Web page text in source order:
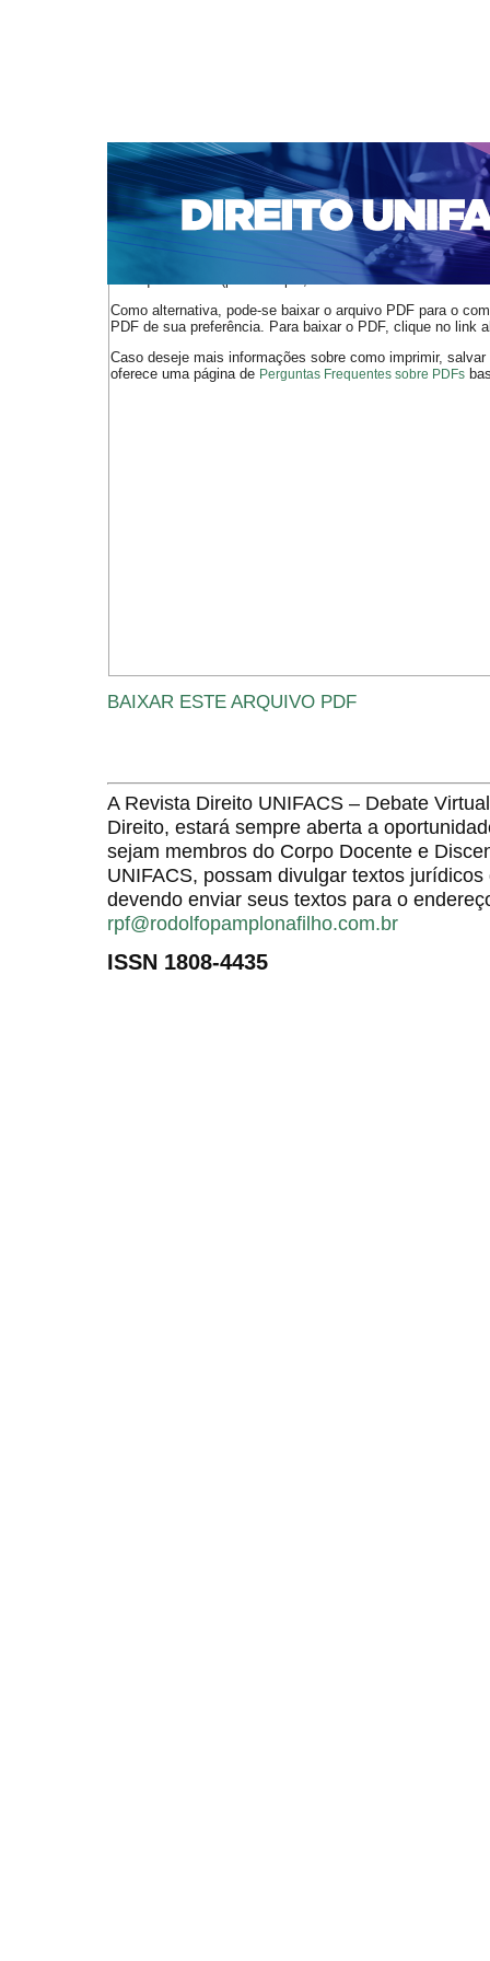
CAPA SOBRE ACESSO CADASTRO
NOTÍCIAS
EDIÇÕES DE Nº 1 A 100 WEBMAIL
Capa>n. 286 (2024) > Pamplona Filho
O arquivo PDF selecionado deve ser carregado no
de arquivos PDF (por exemplo, uma versão atual do
Como alternativa, pode-se baixar o arquivo PDF para o
PDF de sua preferência. Para baixar o PDF, clique no link
Caso deseje mais informações sobre como imprimir,
oferece uma página de Perguntas Frequentes sobre PDFs
BAIXAR ESTE ARQUIVO PDF
A Revista Direito UNIFACS – Debate
Direito, estará sempre aberta a
sejam membros do Corpo Docente e
UNIFACS, possam divulgar textos
devendo enviar seus textos para o
rpf@rodolfopamplonafilho.com.br
ISSN 1808-4435